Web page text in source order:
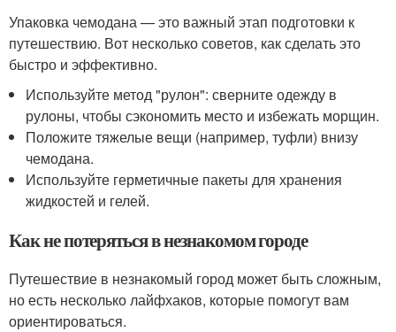
Упаковка чемодана — это важный этап подготовки к
путешествию. Вот несколько советов, как сделать это
быстро и эффективно.
Используйте метод "рулон": сверните одежду в
рулоны, чтобы сэкономить место и избежать морщин.
Положите тяжелые вещи (например, туфли) внизу
чемодана.
Используйте герметичные пакеты для хранения
жидкостей и гелей.
Как не потеряться в незнакомом городе
Путешествие в незнакомый город может быть сложным,
но есть несколько лайфхаков, которые помогут вам
ориентироваться.